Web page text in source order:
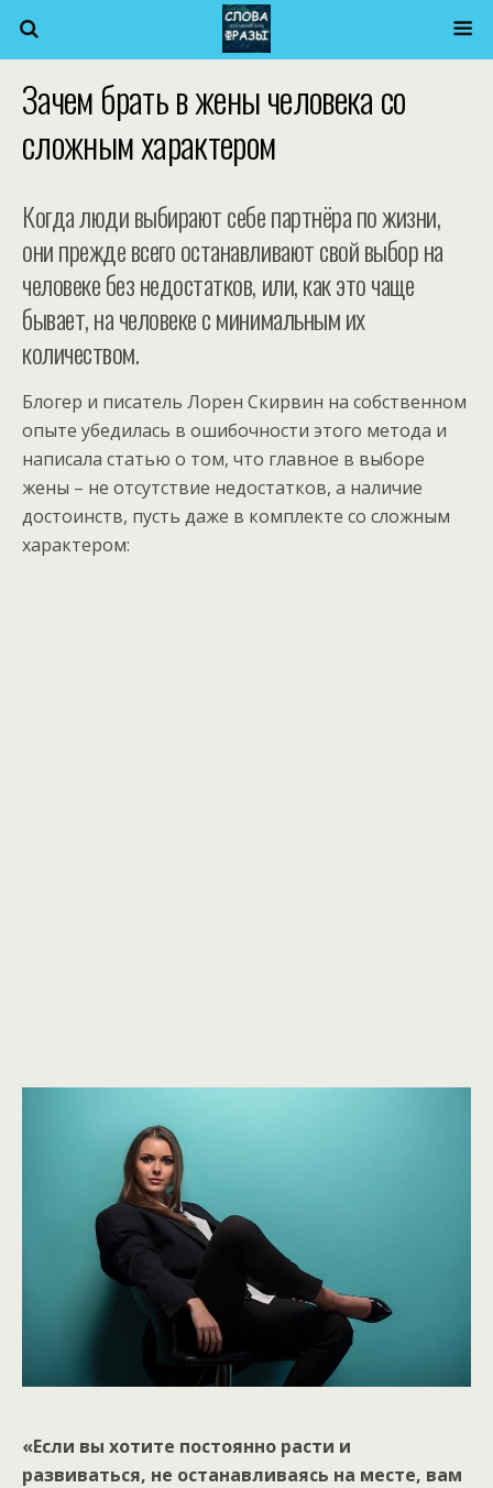
Зачем брать в жены человека со
сложным характером
Когда люди выбирают себе партнёра по жизни,
они прежде всего останавливают свой выбор на
человеке без недостатков, или, как это чаще
бывает, на человеке с минимальным их
количеством.
Блогер и писатель Лорен Скирвин на собственном
опыте убедилась в ошибочности этого метода и
написала статью о том, что главное в выборе
жены – не отсутствие недостатков, а наличие
достоинств, пусть даже в комплекте со сложным
характером:
«Если вы хотите постоянно расти и
развиваться, не останавливаясь на месте, вам